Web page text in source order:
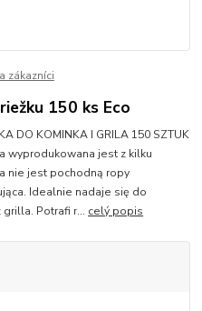
zákazníci
150 ks Eco
DO KOMINKA I GRILA 150 SZTUK
wyprodukowana jest z kilku
nie jest pochodną ropy
Idealnie nadaje się do
grilla. Potrafi r... celý popis